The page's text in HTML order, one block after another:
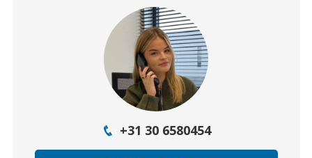
+31 30 6580454